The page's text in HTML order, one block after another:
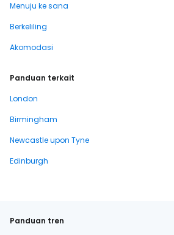
Menuju ke sana
Berkeliling
Akomodasi
Panduan terkait
London
Birmingham
Newcastle upon Tyne
Edinburgh
Panduan tren